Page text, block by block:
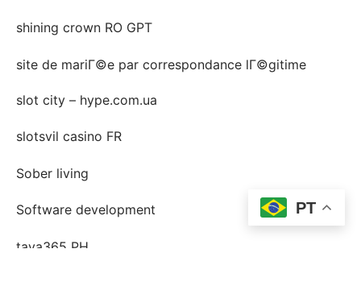
shining crown RO GPT
site de mariГ©e par correspondance lГ©gitime
slot city – hype.com.ua
slotsvil casino FR
Sober living
Software development
taya365 PH
PT